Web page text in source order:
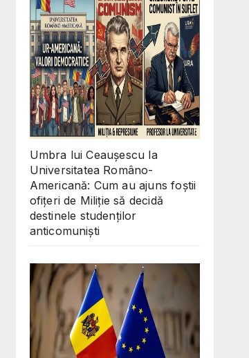
Umbra lui Ceaușescu la
Universitatea Româno-
Americană: Cum au ajuns foștii
ofițeri de Miliție să decidă
destinele studenților
anticomuniști